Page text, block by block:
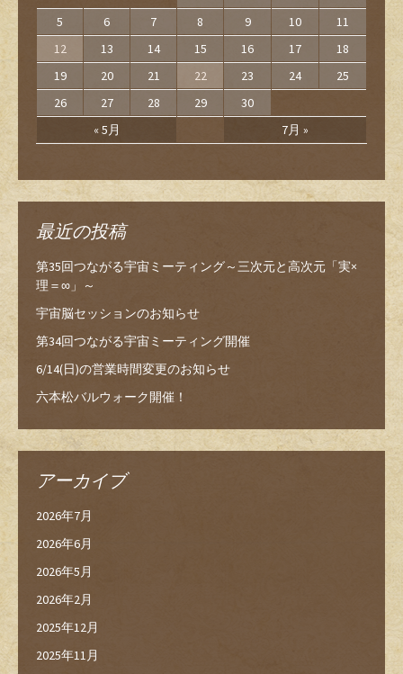
« 5月 7月 »
5
6 7 8 9 10
11
12
13 14 15 16 17
18
19
20 21 22 23 24
25
26
27 28 29 30
最近の投稿
第35回つながる宇宙ミーティング～三次元と高次元「実×
理＝∞」～
宇宙脳セッションのお知らせ
第34回つながる宇宙ミーティング開催
6/14(日)の営業時間変更のお知らせ
六本松バルウォーク開催！
アーカイブ
2026年7月
2026年6月
2026年5月
2026年2月
2025年12月
2025年11月